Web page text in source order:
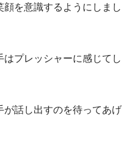
を意識するようにしまし
プレッシャーに感じてし
が話し出すのを待ってあげ